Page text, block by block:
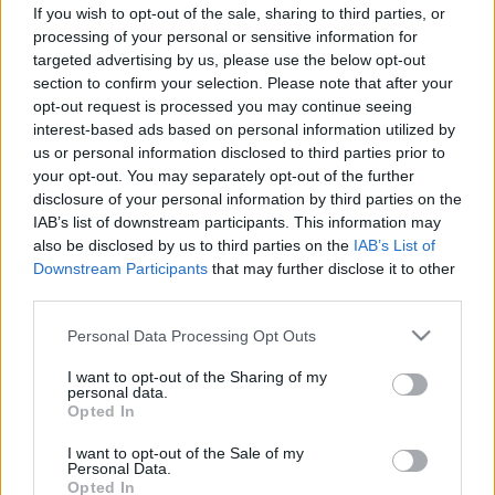
If you wish to opt-out of the sale, sharing to third parties, or
processing of your personal or sensitive information for
targeted advertising by us, please use the below opt-out
section to confirm your selection. Please note that after your
opt-out request is processed you may continue seeing
interest-based ads based on personal information utilized by
us or personal information disclosed to third parties prior to
your opt-out. You may separately opt-out of the further
disclosure of your personal information by third parties on the
IAB’s list of downstream participants. This information may
also be disclosed by us to third parties on the IAB’s List of
Downstream Participants that may further disclose it to other
Please note that this website/app uses one or more Google
not limited to your visit or usage behaviour. You may click to
grant or deny consent to Google and its third-party tags to
use your data for below specified purposes in below Google
consent section.
Personal Data Processing Opt Outs
I want to opt-out of the Sharing of my
personal data.
Opted In
I want to opt-out of the Sale of my
Personal Data.
Opted In
veszélyes volt, vagy csak a piac
döntött? Az orvos válaszol